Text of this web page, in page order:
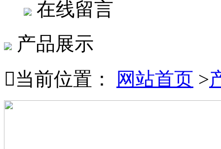
在线留言
产品展示
当前位置： 网站首页 >